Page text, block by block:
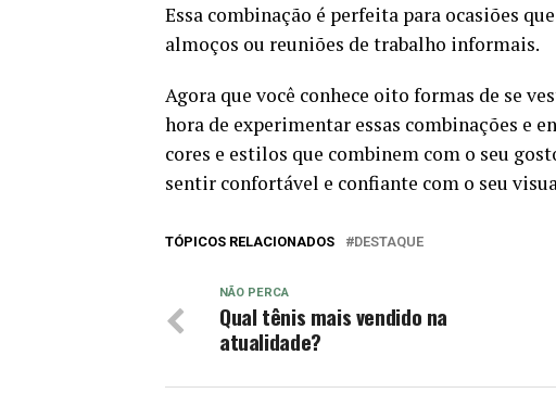
Essa combinação é perfeita para ocasiões
almoços ou reuniões de trabalho informais.
Agora que você conhece oito formas de se
hora de experimentar essas combinações e
cores e estilos que combinem com o seu
sentir confortável e confiante com o seu
TÓPICOS RELACIONADOS DESTAQUE
NÃO PERCA
Qual tênis mais vendido na
atualidade?